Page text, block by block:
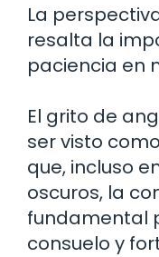
La
resalta la
paciencia en
El grito de
ser visto
que, incluso
oscuros, la
fundamental
consuelo y